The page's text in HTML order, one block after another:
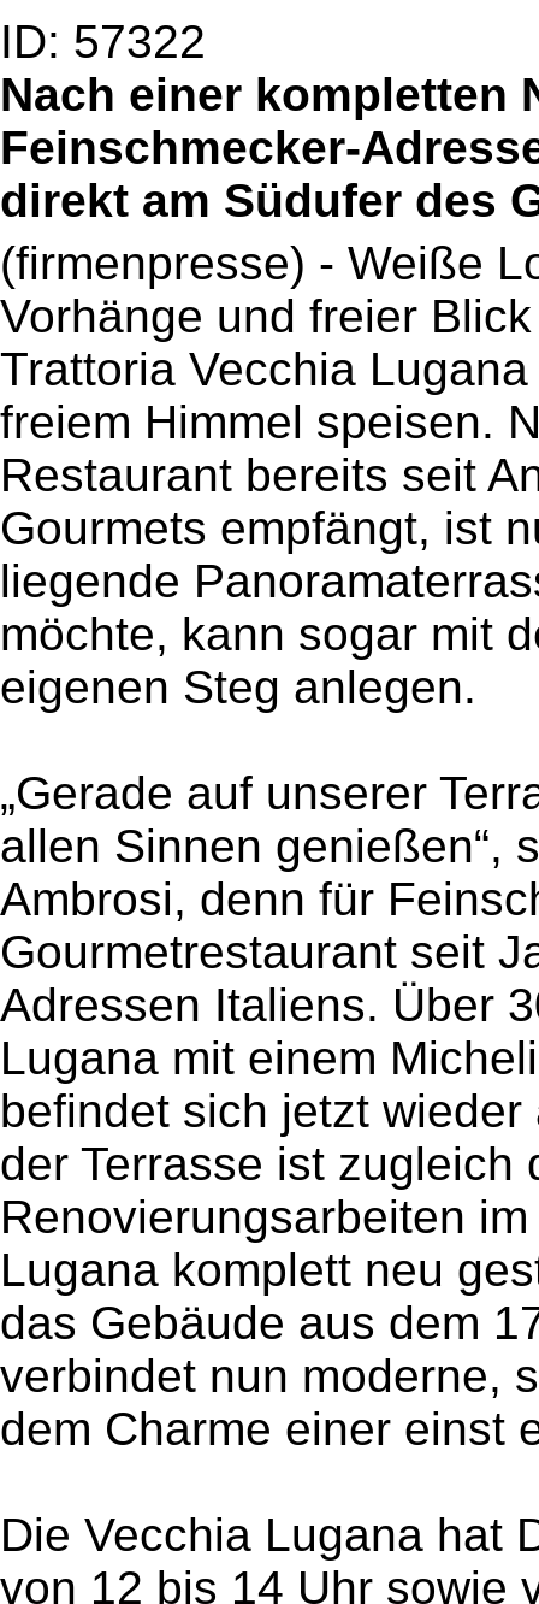
ID: 57322
Nach einer kompletten
Feinschmecker-
direkt am Südufer des
(firmenpresse) - Weiße
Vorhänge und freier
Trattoria Vecchia
freiem Himmel speisen.
Restaurant bereits seit
Gourmets empfängt, ist
liegende
möchte, kann sogar mit
eigenen Steg anlegen.
„Gerade auf unserer
allen Sinnen genießen“,
Ambrosi, denn für
Gourmetrestaurant seit
Adressen Italiens. Über
Lugana mit einem
befindet sich jetzt
der Terrasse ist zugleich
Renovierungsarbeiten
Lugana komplett neu
das Gebäude aus dem
verbindet nun moderne,
dem Charme einer einst
Die Vecchia Lugana hat
von 12 bis 14 Uhr sowie